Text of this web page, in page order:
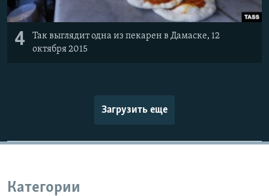
4
Так выглядит одна из пекарен в Дамаске, 12
октября 2015
Загрузить еще
Категории